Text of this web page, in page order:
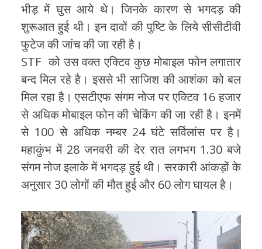
भीड़ में घुस आये थे। जिनके कारण से भगदड़ की
शुरूआत हुई थी। इन दावों की पुष्टि के लिये सीसीटीवी
फुटेज की जांच की जा रही है।
STF को उस वक्त एक्टिव कुछ मोबाइल फोन लगातार
बन्द मिल रहे है। इससे भी साजिश की आशंका को बल
मिल रहा है। एसटीएफ संगम नोज पर एक्टिव 16 हजार
से अधिक मोबाइल फोन की चेकिंग की जा रही है। इनमें
से 100 से अधिक नम्बर 24 घंटे सर्विलांस पर है।
महाकुंभ में 28 जनवरी की देर रात लगभग 1.30 बजे
संगम नोज इलाके में भगदड़ हुई थी। सरकारी आंकड़ों के
अनुसार 30 लोगों की मौत हुई और 60 लोग घायल है।